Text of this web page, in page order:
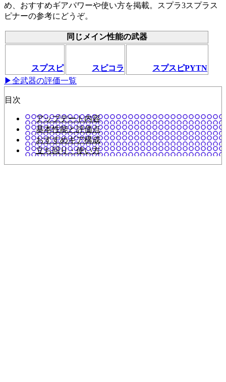
め、おすすめギアパワーや使い方を掲載。スプラ3スプラス
ピナーの参考にどうぞ。
同じメイン性能の武器
スプスピ スピコラ
スプスピPYTN
▶全武器の評価一覧
目次
アップデート内容
基本性能と評価点
おすすめギア構成
立ち回り・使い方